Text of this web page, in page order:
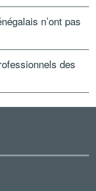
n’ont pas
des